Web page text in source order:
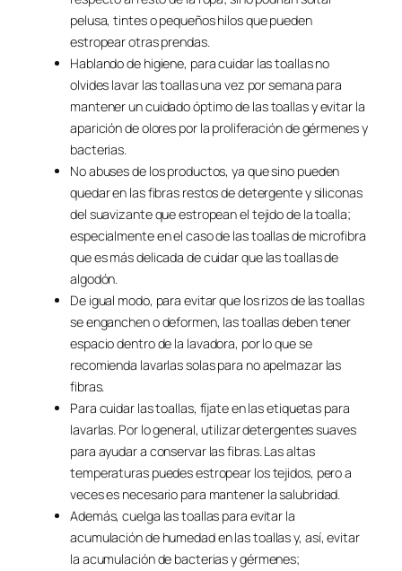
pelusa, tintes o pequeños hilos que pueden
estropear otras prendas.
Hablando de higiene, para cuidar las toallas no
olvides lavar las toallas una vez por semana para
mantener un cuidado óptimo de las toallas y evitar la
aparición de olores por la proliferación de gérmenes y
bacterias.
No abuses de los productos, ya que sino pueden
quedar en las fibras restos de detergente y siliconas
del suavizante que estropean el tejido de la toalla;
especialmente en el caso de las toallas de microfibra
que es más delicada de cuidar que las toallas de
algodón.
De igual modo, para evitar que los rizos de las toallas
se enganchen o deformen, las toallas deben tener
espacio dentro de la lavadora, por lo que se
recomienda lavarlas solas para no apelmazar las
fibras.
Para cuidar las toallas, fíjate en las etiquetas para
lavarlas. Por lo general, utilizar detergentes suaves
para ayudar a conservar las fibras. Las altas
temperaturas puedes estropear los tejidos, pero a
veces es necesario para mantener la salubridad.
Además, cuelga las toallas para evitar la
acumulación de humedad en las toallas y, así, evitar
la acumulación de bacterias y gérmenes;